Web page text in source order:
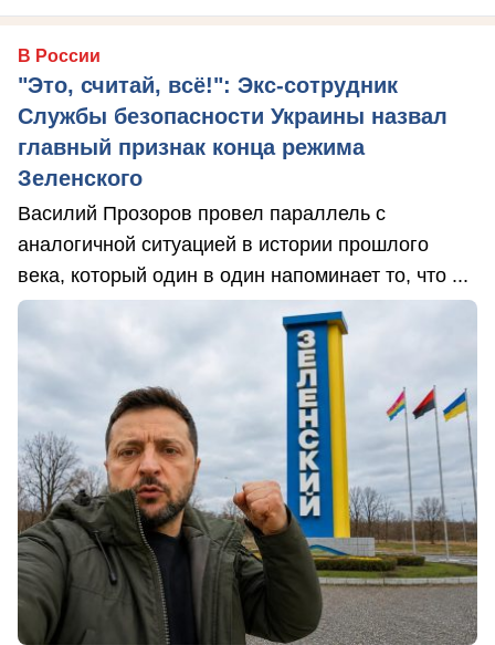
В России
"Это, считай, всё!": Экс-сотрудник
Службы безопасности Украины назвал
главный признак конца режима
Зеленского
Василий Прозоров провел параллель с
аналогичной ситуацией в истории прошлого
века, который один в один напоминает то, что ...